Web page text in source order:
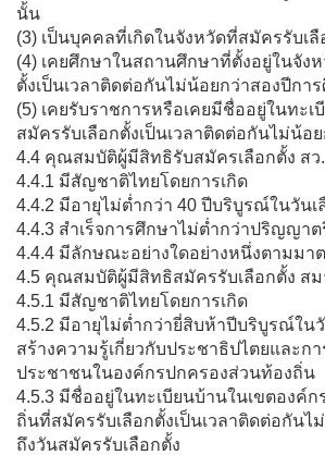
นั้น
(3) เป็นบุคคลที่เกิดในจังหวัดที่สมัครรับเลื
(4) เคยศึกษาในสถานศึกษาที่ตั้งอยู่ในจัง
ตั้งเป็นเวลาติดต่อกันไม่น้อยกว่าสองปีกา
(5) เคยรับราชการหรือเคยมีชื่ออยู่ในทะ
สมัครรับเลือกตั้งเป็นเวลาติดต่อกันไม่น้อ
4.4 คุณสมบัติผู้มีสิทธิรับสมัครเลือกตั้ง สว.
4.4.1 มีสัญชาติไทยโดยการเกิด
4.4.2 มีอายุไม่ต่ำกว่า 40 ปีบริบูรณ์ในวันเ
4.4.3 สำเร็จการศึกษาไม่ต่ำกว่าปริญญาต
4.4.4 มีลักษณะอย่างใดอย่างหนึ่งตามมาต
4.5 คุณสมบัติผู้มีสิทธิสมัครรับเลือกตั้ง ส
4.5.1 มีสัญชาติไทยโดยการเกิด
4.5.2 มีอายุไม่ต่ำกว่ายี่สิบห้าปีบริบูรณ์ในวั
สร้างความรู้เกี่ยวกับประชาธิปไตยและก
ประชาชนในองค์กรปกครองส่วนท้องถิ่น
4.5.3 มีชื่ออยู่ในทะเบียนบ้านในเขตองค์
ถิ่นที่สมัครรับเลือกตั้งเป็นเวลาติดต่อกันไ
ถึงวันสมัครรับเลือกตั้ง